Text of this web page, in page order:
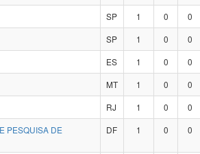
SP 1 0 0
SP 1 0 0
ES 1 0 0
MT 1 0 0
RJ 1 0 0
PESQUISA DE
DF 1 0 0